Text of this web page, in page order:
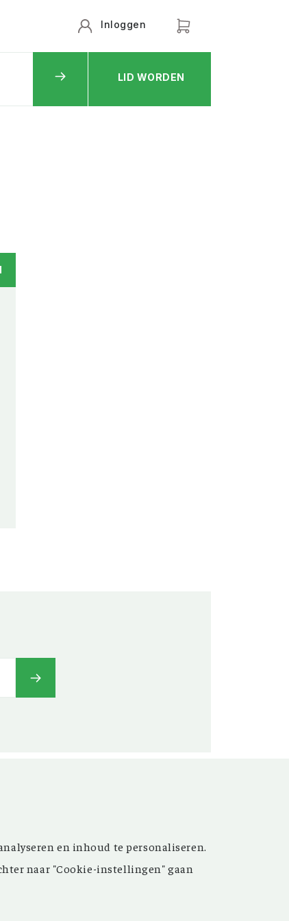
Inloggen
LID WORDEN
inspirerende artikelen
dan 15.000 bestanden
en inhoud te personaliseren.
naar "Cookie-instellingen" gaan